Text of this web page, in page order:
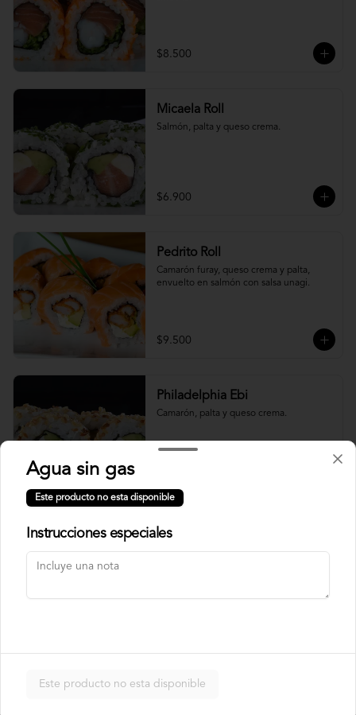
$8.500
Micaela Roll
Salmón, palta y queso crema.
$6.900
Pedrito Roll
Camarón furay, queso crema y palta,
envuelto en salmón con salsa unagi.
$9.500
Philadelphia Ebi
Camarón, palta y queso crema.
Philadelphia Roll
Rainbow Roll
Agua sin gas
Este producto no esta disponible
Instrucciones especiales
Este producto no esta disponible